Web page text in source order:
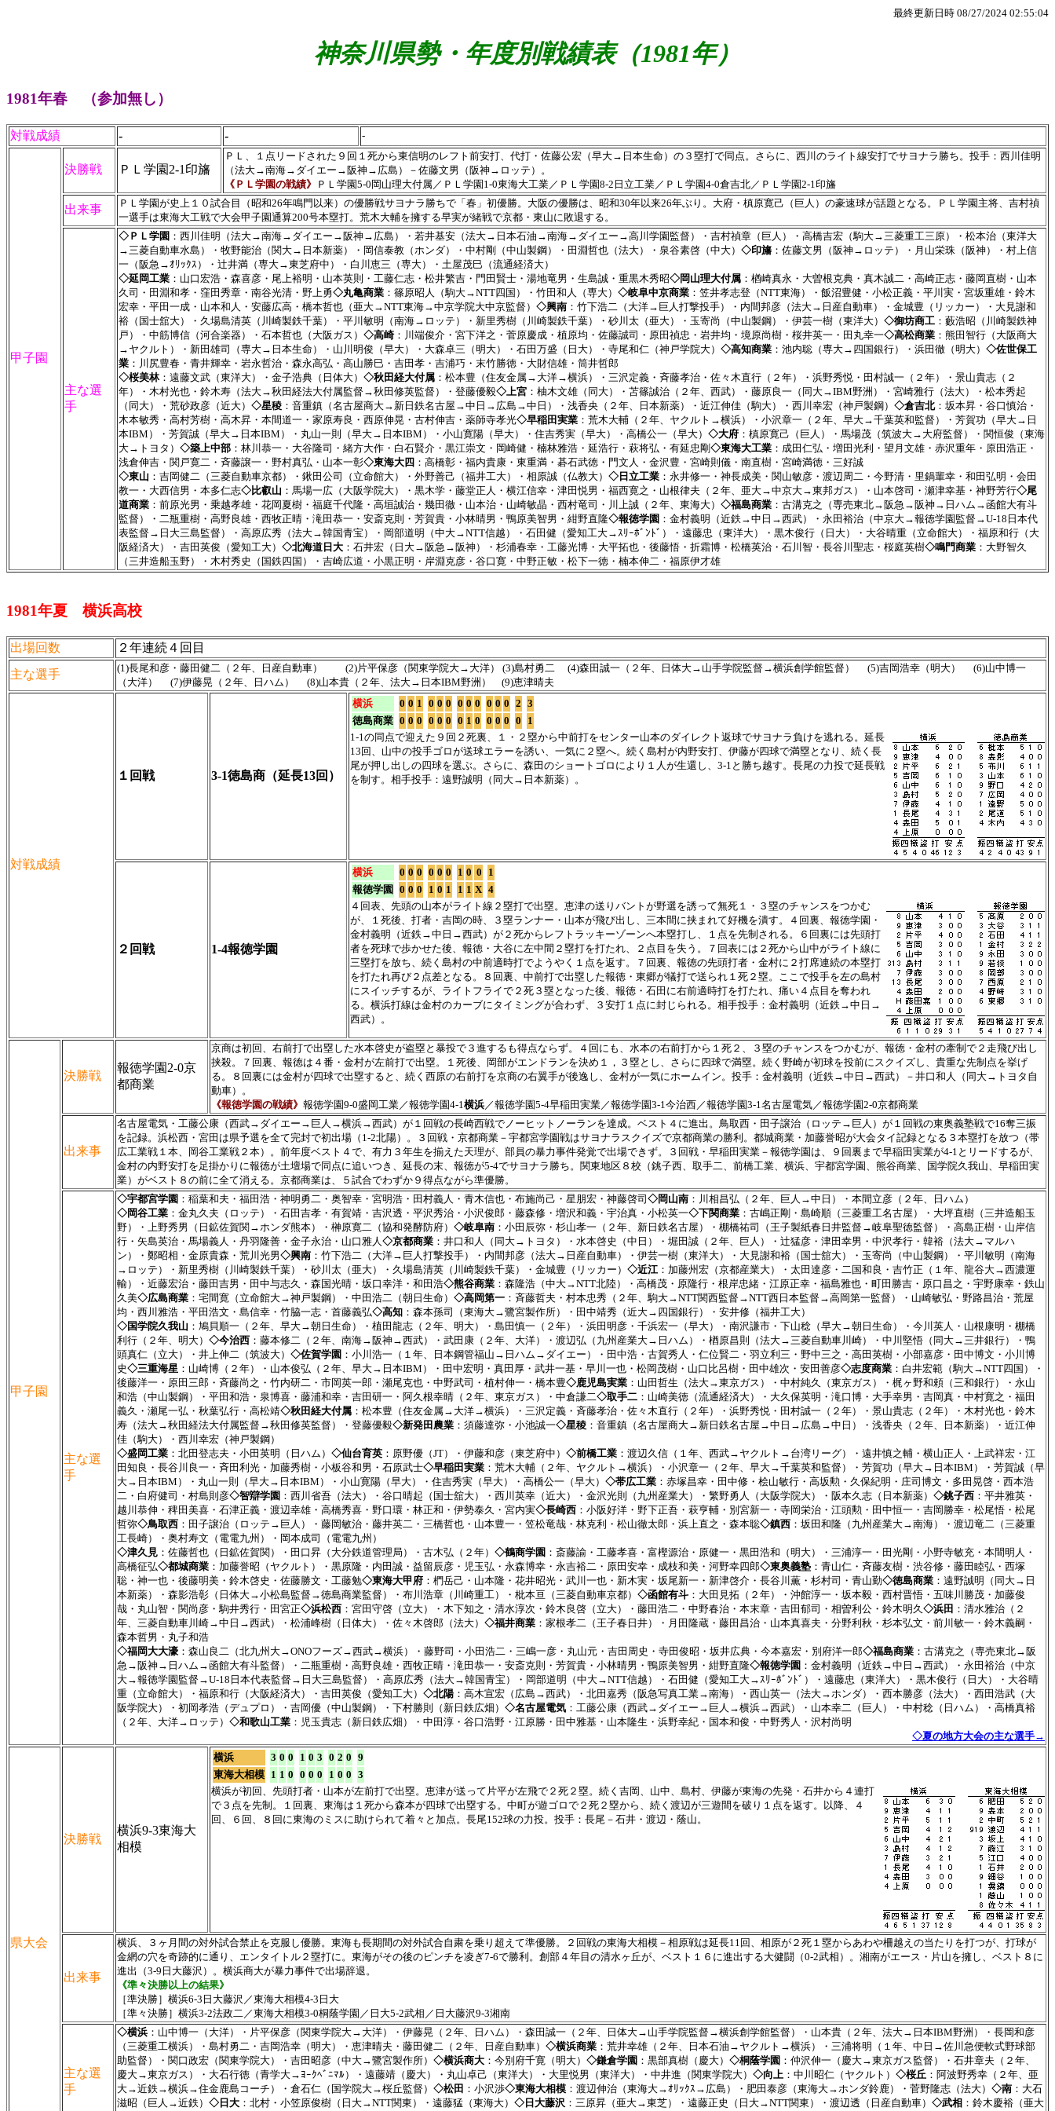
最終更新日時 08/27/2024 02:55:04
神奈川県勢・年度別戦績表（1981年）
1981年春 （参加無し）
対戦成績 - - -
甲子園
決勝戦 ＰＬ学園2-1印旛
ＰＬ、１点リードされた９回１死から東信明のレフト前安打、代打・佐藤公宏（早大→日本生命）の３塁打で同点。さらに、西川のライト線安打でサヨナラ勝ち。投手：西川佳明
（法大→南海→ダイエー→阪神→広島）－佐藤文男（阪神→ロッテ）。
《ＰＬ学園の戦績》
ＰＬ学園5-0岡山理大付属／ＰＬ学園1-0東海大工業／ＰＬ学園8-2日立工業／ＰＬ学園4-0倉吉北／ＰＬ学園2-1印旛
出来事
ＰＬ学園が史上１０試合目（昭和26年鳴門以来）の優勝戦サヨナラ勝ちで「春」初優勝。大阪の優勝は、昭和30年以来26年ぶり。大府・槙原寛己（巨人）の豪速球が話題となる。ＰＬ学園主将、吉村禎
一選手は東海大工戦で大会甲子園通算200号本塁打。荒木大輔を擁する早実が緒戦で京都・東山に敗退する。
主な選
手
◇ＰＬ学園 ：西川佳明（法大→南海→ダイエー→阪神→広島）・若井基安（法大→日本石油→南海→ダイエー→高川学園監督）・吉村禎章（巨人）・高橋吉宏（駒大→三菱重工三原）・松本治（東洋大
→三菱自動車水島）・牧野能治（関大→日本新薬）・岡信泰教（ホンダ）・中村剛（中山製鋼）・田淵哲也（法大）・泉谷素啓（中大） ◇印旛 ：佐藤文男（阪神→ロッテ）・月山栄珠（阪神）・村上信
一（阪急→ｵﾘｯｸｽ）・辻井満（専大→東芝府中）・白川恵三（専大）・土屋茂巳（流通経済大）
◇延岡工業 ：山口宏浩・森喜彦・尾上裕明・山本英則・工藤仁志・松井繁吉・門田賢士・湯地竜男・生島誠・重黒木秀昭◇岡山理大付属 ：楢崎真永・大曽根克典・真木誠二・高崎正志・藤岡直樹・山本
久司・田淵和孝・窪田秀章・南谷光清・野上勇◇丸亀商業 ：篠原昭人（駒大→NTT四国）・竹田和人（専大） ◇岐阜中京商業 ：笠井孝志登（NTT東海）・飯沼豊健・小松正義・平川実・宮坂重雄・鈴木
宏幸・平田一成・山本和人・安藤広高・橋本哲也（亜大→NTT東海→中京学院大中京監督） ◇興南 ：竹下浩二（大洋→巨人打撃投手）・内間邦彦（法大→日産自動車）・金城豊（リッカー）・大見謝和
裕（国士舘大）・久場島清英（川崎製鉄千葉）・平川敏明（南海→ロッテ）・新里秀樹（川崎製鉄千葉）・砂川太（亜大）・玉寄尚（中山製鋼）・伊芸一樹（東洋大） ◇御坊商工 ：藪浩昭（川崎製鉄神
戸）・中筋博信（河合楽器）・石本哲也（大阪ガス） ◇高崎：川端俊介・宮下洋之・菅原慶成・植原均・佐藤誠司・原田禎忠・岩井均・境原尚樹・桜井英一・田丸幸一◇高松商業 ：熊田智行（大阪商大
→ヤクルト）・新田雄司（専大→日本生命）・山川明俊（早大）・大森卓三（明大）・石田万盛（日大）・寺尾和仁（神戸学院大） ◇高知商業 ：池内聡（専大→四国銀行）・浜田徹（明大） ◇佐世保工
業 ：川尻豊春・青井輝幸・岩永哲治・森永高弘・高山勝巳・吉田孝・吉浦巧・末竹勝徳・大財信雄・筒井哲郎
◇桜美林：遠藤文武（東洋大）・金子浩典（日体大） ◇秋田経大付属 ：松本豊（住友金属→大洋→横浜）・三沢定義・斉藤孝治・佐々木直行（２年）・浜野秀悦・田村誠一（２年）・景山貴志（２
年）・木村光也・鈴木寿（法大→秋田経法大付属監督→秋田修英監督）・登藤優毅◇上宮 ：柚木文雄（同大）・苫篠誠治（２年、西武）・藤原良一（同大→IBM野洲）・宮崎雅行（法大）・松本秀起
（同大）・荒砂政彦（近大） ◇星稜 ：音重鎮（名古屋商大→新日鉄名古屋→中日→広島→中日）・浅香央（２年、日本新薬）・近江伸佳（駒大）・西川幸宏（神戸製鋼） ◇倉吉北：坂本昇・谷口慎治・
木本敏秀・高村芳樹・高木昇・本間道一・家原寿良・西原伸晃・古村伸吉・薬師寺孝光◇早稲田実業 ：荒木大輔（２年、ヤクルト→横浜）・小沢章一（２年、早大→千葉英和監督）・芳賀功（早大→日
本IBM）・芳賀誠（早大→日本IBM）・丸山一則（早大→日本IBM）・小山寛陽（早大）・住吉秀実（早大）・高橋公一（早大） ◇大府 ：槙原寛己（巨人）・馬場茂（筑波大→大府監督）・関恒俊（東海
大→トヨタ） ◇築上中部 ：林川恭一・大谷隆司・緒方大作・白石賢介・黒江崇文・岡崎健・楠林雅浩・延浩行・萩将弘・有延忠剛◇東海大工業 ：成田仁弘・増田光利・望月文雄・赤沢重年・原田浩正・
浅倉伸吉・関戸寛二・斉藤譲一・野村真弘・山本一彰◇東海大四 ：高橋彰・福内貴康・東重満・碁石武徳・門文人・金沢豊・宮崎則儀・南直樹・宮崎満徳・三好誠
◇東山 ：吉岡健二（三菱自動車京都）・鍬田公司（立命館大）・外野善己（福井工大）・相原誠（仏教大） ◇日立工業 ：永井修一・神長成美・関山敏彦・渡辺周二・今野清・里鍋輩幸・和田弘明・会田
教一・大西信男・本多仁志◇比叡山 ：馬場一広（大阪学院大）・黒木学・藤堂正人・横江信幸・津田悦男・福西寛之・山根律夫（２年、亜大→中京大→東邦ガス）・山本啓司・瀬津幸基・神野芳行◇尾
道商業 ：前原光男・乗越孝雄・花岡夏樹・福庭千代隆・高垣誠治・幾田徹・山本治・山崎敏晶・西村竜司・川上誠（２年、東海大） ◇福島商業 ：古溝克之（専売東北→阪急→阪神→日ハム→函館大有斗
監督）・二瓶重樹・高野良雄・西牧正晴・滝田恭一・安斎克則・芳賀貴・小林晴男・鴨原美智男・紺野直隆◇報徳学園 ：金村義明（近鉄→中日→西武）・永田裕治（中京大→報徳学園監督→U-18日本代
表監督→日大三島監督）・高原広秀（法大→韓国青宝）・岡部道明（中大→NTT信越）・石田健（愛知工大→ｽﾘｰﾎﾞﾝﾄﾞ）・遠藤忠（東洋大）・黒木俊行（日大）・大谷晴重（立命館大）・福原和行（大
阪経済大）・吉田英俊（愛知工大） ◇北海道日大 ：石井宏（日大→阪急→阪神）・杉浦春幸・工藤光博・大平拓也・後藤悟・折霜博・松橋英治・石川智・長谷川聖志・桜庭英樹◇鳴門商業 ：大野智久
（三井造船玉野）・木村秀史（国鉄四国）・吉崎広道・小黒正明・岸淵克彦・谷口寛・中野正敏・松下一徳・楠本伸二・福原伊才雄
1981年夏 横浜高校
出場回数
２年連続４回目
主な選手
(1)長尾和彦・藤田健二（２年、日産自動車） (2)片平保彦（関東学院大→大洋） (3)島村勇二 (4)森田誠一（２年、日体大→山手学院監督→横浜創学館監督） (5)吉岡浩幸（明大） (6)山中博一
（大洋） (7)伊藤晃（２年、日ハム） (8)山本貴（２年、法大→日本IBM野洲） (9)恵津晴夫
対戦成績
１回戦 3-1徳島商（延長13回）
横浜 0 0 1 0 0 0 0 0 0 0 0 0 2 3
徳島商業 0 0 0 0 0 0 0 1 0 0 0 0 0
1
1-1の同点で迎えた９回２死裏、１・２塁から中前打をセンター山本のダイレクト返球でサヨナラ負けを逃れる。延長
13回、山中の投手ゴロが送球エラーを誘い、一気に２塁へ。続く島村が内野安打、伊藤が四球で満塁となり、続く長
尾が押し出しの四球を選ぶ。さらに、森田のショートゴロにより１人が生還し、3-1と勝ち越す。長尾の力投で延長戦
を制す。相手投手：遠野誠明（同大→日本新薬）。
２回戦 1-4報徳学園
横浜 0 0 0 0 0 0 1 0 0
1
報徳学園
0 0 0 1 0 1 1 1 X 4
４回表、先頭の山本がライト線２塁打で出塁。恵津の送りバントが野選を誘って無死１・３塁のチャンスをつかむ
が、１死後、打者・吉岡の時、３塁ランナー・山本が飛び出し、三本間に挟まれて好機を潰す。４回裏、報徳学園・
金村義明（近鉄→中日→西武）が２死からレフトラッキーゾーンへ本塁打し、１点を先制される。６回裏には先頭打
者を死球で歩かせた後、報徳・大谷に左中間２塁打を打たれ、２点目を失う。７回表には２死から山中がライト線に
三塁打を放ち、続く島村の中前適時打でようやく１点を返す。７回裏、報徳の先頭打者・金村に２打席連続の本塁打
を打たれ再び２点差となる。８回裏、中前打で出塁した報徳・東郷が犠打で送られ１死２塁。ここで投手を左の島村
にスイッチするが、ライトフライで２死３塁となった後、報徳・石田に右前適時打を打たれ、痛い４点目を奪われ
る。横浜打線は金村のカーブにタイミングが合わず、３安打１点に封じられる。相手投手：金村義明（近鉄→中日→
西武）。
甲子園
決勝戦
報徳学園2-0京
都商業
京商は初回、右前打で出塁した水本啓史が盗塁と暴投で３進するも得点ならず。４回にも、水本の右前打から１死２、３塁のチャンスをつかむが、報徳・金村の牽制で２走飛び出し
挟殺。７回裏、報徳は４番・金村が左前打で出塁。１死後、岡部がエンドランを決め１，３塁とし、さらに四球で満塁。続く野崎が初球を投前にスクイズし、貴重な先制点を挙げ
る。８回裏には金村が四球で出塁すると、続く西原の右前打を京商の右翼手が後逸し、金村が一気にホームイン。投手：金村義明（近鉄→中日→西武）－井口和人（同大→トヨタ自
動車）。
《報徳学園の戦績》 報徳学園9-0盛岡工業／報徳学園4-1横浜／報徳学園5-4早稲田実業／報徳学園3-1今治西／報徳学園3-1名古屋電気／報徳学園2-0京都商業
出来事
名古屋電気・工藤公康（西武→ダイエー→巨人→横浜→西武）が１回戦の長崎西戦でノーヒットノーランを達成。ベスト４に進出。鳥取西・田子譲治（ロッテ→巨人）が１回戦の東奥義塾戦で16奪三振
を記録。浜松西・宮田は県予選を全て完封で初出場（1-2北陽）。３回戦・京都商業－宇都宮学園戦はサヨナラスクイズで京都商業の勝利。都城商業・加藤誉昭が大会タイ記録となる３本塁打を放つ（帯
広工業戦１本、岡谷工業戦２本）。前年度ベスト４で、有力３年生を揃えた天理が、部員の暴力事件発覚で出場できず。３回戦・早稲田実業－報徳学園は、９回裏まで早稲田実業が4-1とリードするが、
金村の内野安打を足掛かりに報徳が土壇場で同点に追いつき、延長の末、報徳が5-4でサヨナラ勝ち。関東地区８校（銚子西、取手二、前橋工業、横浜、宇都宮学園、熊谷商業、国学院久我山、早稲田実
業）がベスト８の前に全て消える。京都商業は、５試合でわずか９得点ながら準優勝。
主な選
手
◇宇都宮学園 ：稲葉和夫・福田浩・神明勇二・奥智幸・宮明浩・田村義人・青木信也・布施尚己・星朋宏・神藤啓司 ◇岡山南 ：川相昌弘（２年、巨人→中日）・本間立彦（２年、日ハム）
◇岡谷工業 ：金丸久夫（ロッテ）・石田吉孝・有賀靖・吉沢透・平沢秀治・小沢俊郎・藤森修・増沢和義・宇治真・小松英一◇下関商業 ：古嶋正剛・島崎順（三菱重工名古屋）・大坪直樹（三井造船玉
野）・上野秀男（日鉱佐賀関→ホンダ熊本）・榊原寛二（協和発酵防府） ◇岐阜南 ：小田辰弥・杉山孝一（２年、新日鉄名古屋）・棚橋祐司（王子製紙春日井監督→岐阜聖徳監督）・高島正樹・山岸信
行・矢島英治・馬場義人・丹羽隆善・金子永治・山口雅人◇京都商業 ：井口和人（同大→トヨタ）・水本啓史（中日）・堀田誠（２年、巨人）・辻猛彦・津田幸男・中沢孝行・韓裕（法大→マルハ
ン）・鄭昭相・金原貴森・荒川光男◇興南 ：竹下浩二（大洋→巨人打撃投手）・内間邦彦（法大→日産自動車）・伊芸一樹（東洋大）・大見謝和裕（国士舘大）・玉寄尚（中山製鋼）・平川敏明（南海
→ロッテ）・新里秀樹（川崎製鉄千葉）・砂川太（亜大）・久場島清英（川崎製鉄千葉）・金城豊（リッカー） ◇近江 ：加藤州宏（京都産業大）・太田達彦・二国和良・吉竹正（１年、龍谷大→西濃運
輸）・近藤宏治・藤田吉男・田中与志久・森国光晴・坂口幸洋・和田浩◇熊谷商業 ：森隆浩（中大→NTT北陸）・高橋茂・原隆行・根岸忠緒・江原正幸・福島雅也・町田勝吉・原口昌之・宇野康幸・鉄山
久美◇広島商業 ：宅間寛（立命館大→神戸製鋼）・中田浩二（朝日生命） ◇高岡第一 ：斉藤哲夫・村本忠秀（２年、駒大→NTT関西監督→NTT西日本監督→高岡第一監督）・山崎敏弘・野路昌治・荒屋
均・西川雅浩・平田浩文・島信幸・竹脇一志・首藤義弘◇高知 ：森本孫司（東海大→鷺宮製作所）・田中靖秀（近大→四国銀行）・安井修（福井工大）
◇国学院久我山 ：鳩貝順一（２年、早大→朝日生命）・植田龍志（２年、明大）・島田慎一（２年）・浜田明彦・千浜宏一（早大）・南沢謙市・下山稔（早大→朝日生命）・今川英人・山根康明・棚橋
利行（２年、明大） ◇今治西 ：藤本修二（２年、南海→阪神→西武）・武田康（２年、大洋）・渡辺弘（九州産業大→日ハム）・楢原昌則（法大→三菱自動車川崎）・中川堅悟（同大→三井銀行）・鴨
頭真仁（立大）・井上伸二（筑波大） ◇佐賀学園 ：小川浩一（１年、日本鋼管福山→日ハム→ダイエー）・田中浩・古賀秀人・仁位賢二・羽立利三・野中三之・高田英樹・小部嘉彦・田中博文・小川博
史◇三重海星 ：山崎博（２年）・山本俊弘（２年、早大→日本IBM）・田中宏明・真田厚・武井一基・早川一也・松岡茂樹・山口比呂樹・田中雄次・安田善彦◇志度商業 ：白井宏範（駒大→NTT四国）・
後藤洋一・原田三郎・斉藤尚之・竹内研二・市岡英一郎・瀬尾克也・中野武司・植村伸一・橋本豊◇鹿児島実業 ：山田哲生（法大→東京ガス）・中村純久（東京ガス）・梶ヶ野和頼（三和銀行）・永山
和浩（中山製鋼）・平田和浩・泉博喜・藤浦和幸・吉田研一・阿久根幸晴（２年、東京ガス）・中倉謙二◇取手二 ：山崎美徳（流通経済大）・大久保英明・滝口博・大手幸男・吉岡真・中村寛之・福田
義久・瀬尾一弘・秋葉弘行・高松靖◇秋田経大付属 ：松本豊（住友金属→大洋→横浜）・三沢定義・斉藤孝治・佐々木直行（２年）・浜野秀悦・田村誠一（２年）・景山貴志（２年）・木村光也・鈴木
寿（法大→秋田経法大付属監督→秋田修英監督）・登藤優毅◇新発田農業 ：須藤達弥・小池誠一◇星稜 ：音重鎮（名古屋商大→新日鉄名古屋→中日→広島→中日）・浅香央（２年、日本新薬）・近江伸
佳（駒大）・西川幸宏（神戸製鋼）
◇盛岡工業 ：北田登志夫・小田英明（日ハム） ◇仙台育英 ：原野優（JT）・伊藤和彦（東芝府中） ◇前橋工業 ：渡辺久信（１年、西武→ヤクルト→台湾リーグ）・遠井慎之輔・横山正人・上武祥宏・江
田知良・長谷川良一・斉田利光・加藤秀樹・小板谷和男・石原武士◇早稲田実業 ：荒木大輔（２年、ヤクルト→横浜）・小沢章一（２年、早大→千葉英和監督）・芳賀功（早大→日本IBM）・芳賀誠（早
大→日本IBM）・丸山一則（早大→日本IBM）・小山寛陽（早大）・住吉秀実（早大）・高橋公一（早大） ◇帯広工業 ：赤塚昌幸・田中修・桧山敏行・高坂勲・久保紀明・庄司博文・多田晃啓・西本浩
二・白府健司・村島則彦◇智辯学園 ：西川省吾（法大）・谷口晴起（国士舘大）・西川英幸（近大）・金沢光則（九州産業大）・繁野勇人（大阪学院大）・阪本久志（日本新薬） ◇銚子西 ：平井雅英・
越川恭伸・稗田美喜・石津正義・渡辺幸雄・高橋秀喜・野口環・林正和・伊勢泰久・宮内実◇長崎西 ：小阪好洋・野下正吾・萩亨輔・別宮新一・寺岡栄治・江頭勲・田中恒一・吉岡勝幸・松尾悟・松尾
哲弥◇鳥取西 ：田子譲治（ロッテ→巨人）・藤岡敏治・藤井英二・三橋哲也・山本豊一・笠松竜哉・林克利・松山徹太郎・浜上直之・森本聡◇鎮西 ：坂田和隆（九州産業大→南海）・渡辺竜二（三菱重
工長崎）・奥村寿文（電電九州）・岡本成司（電電九州）
◇津久見 ：佐藤哲也（日鉱佐賀関）・田口昇（大分鉄道管理局）・古木弘（２年） ◇鶴商学園 ：斎藤諭・工藤孝喜・富樫源治・原健一・黒田浩和（明大）・三浦淳一・田光剛・小野寺敏充・本間明人・
高橋征弘◇都城商業 ：加藤誉昭（ヤクルト）・黒原隆・内田誠・益留辰彦・児玉弘・永森博幸・永吉裕二・原田安幸・成枝和美・河野幸四郎◇東奥義塾 ：青山仁・斉藤友樹・渋谷修・藤田睦弘・西塚
聡・神一也・後藤明美・鈴木啓史・佐藤勝文・工藤勉◇東海大甲府 ：椚岳己・山本隆・花井昭光・武川一也・新木実・坂尾新一・新津啓介・長谷川薫・杉村司・青山勤◇徳島商業 ：遠野誠明（同大→日
本新薬）・森影浩彰（日体大→小松島監督→徳島商業監督）・布川浩章（川崎重工）・枇本亘（三菱自動車京都） ◇函館有斗 ：大田見拓（２年）・沖館淳一・坂本毅・西村晋悟・五味川勝茂・加藤俊
哉・丸山智・関尚彦・駒井秀行・田宮正◇浜松西 ：宮田守啓（立大）・木下知之・清水淳次・鈴木良啓（立大）・藤田浩二・中野春治・本末章・吉田郁司・相曽利公・鈴木明久◇浜田 ：清水雅治（２
年、三菱自動車川崎→中日→西武）・松浦峰樹（日体大）・佐々木啓郎（法大） ◇福井商業 ：家根孝二（王子春日井）・月田隆蔵・藤田昌治・山本真喜夫・分野利秋・杉本弘文・前川敏一・鈴木義嗣・
森本哲男・丸子和浩
◇福岡大大濠 ：森山良二（北九州大→ONOフーズ→西武→横浜）・藤野司・小田浩二・三嶋一彦・丸山元・吉田周史・寺田俊昭・坂井広典・今本嘉宏・別府洋一郎◇福島商業 ：古溝克之（専売東北→阪
急→阪神→日ハム→函館大有斗監督）・二瓶重樹・高野良雄・西牧正晴・滝田恭一・安斎克則・芳賀貴・小林晴男・鴨原美智男・紺野直隆◇報徳学園 ：金村義明（近鉄→中日→西武）・永田裕治（中京
大→報徳学園監督→U-18日本代表監督→日大三島監督）・高原広秀（法大→韓国青宝）・岡部道明（中大→NTT信越）・石田健（愛知工大→ｽﾘｰﾎﾞﾝﾄﾞ）・遠藤忠（東洋大）・黒木俊行（日大）・大谷晴
重（立命館大）・福原和行（大阪経済大）・吉田英俊（愛知工大） ◇北陽 ：高木宣宏（広島→西武）・北田嘉秀（阪急写真工業→南海）・西山英一（法大→ホンダ）・西本勝彦（法大）・西田浩武（大
阪学院大）・初岡孝浩（デュプロ）・吉岡優（中山製鋼）・下村勝則（新日鉄広畑） ◇名古屋電気 ：工藤公康（西武→ダイエー→巨人→横浜→西武）・山本幸二（巨人）・中村稔（日ハム）・高橋真裕
（２年、大洋→ロッテ） ◇和歌山工業 ：児玉貴志（新日鉄広畑）・中田淳・谷口浩野・江原勝・田中雅基・山本隆生・浜野幸紀・国本和俊・中野秀人・沢村尚明
◇夏の地方大会の主な選手→
県大会
決勝戦
横浜9-3東海大
相模
横浜 3 0 0 1 0 3 0 2 0 9
東海大相模 1 1 0 0 0 0 1 0 0 3
横浜が初回、先頭打者・山本が左前打で出塁。恵津が送って片平が左飛で２死２塁。続く吉岡、山中、島村、伊藤が東海の先発・石井から４連打
で３点を先制。１回裏、東海は１死から森本が四球で出塁する。中町が遊ゴロで２死２塁から、続く渡辺が三遊間を破り１点を返す。以降、４
回、６回、８回に東海のミスに助けられて着々と加点。長尾152球の力投。投手：長尾－石井・渡辺・蔭山。
出来事
横浜、３ヶ月間の対外試合禁止を克服し優勝。東海も長期間の対外試合自粛を乗り超えて準優勝。２回戦の東海大相模－相原戦は延長11回、相原が２死１塁からあわや柵越えの当たりを打つが、打球が
金網の穴を奇跡的に通り、エンタイトル２塁打に。東海がその後のピンチを凌ぎ7-6で勝利。創部４年目の清水ヶ丘が、ベスト１６に進出する大健闘（0-2武相）。湘南がエース・片山を擁し、ベスト８に
進出（3-9日大藤沢）。横浜商大が暴力事件で出場辞退。
《準々決勝以上の結果》
［準決勝］横浜6-3日大藤沢／東海大相模4-3日大
［準々決勝］横浜3-2法政二／東海大相模3-0桐蔭学園／日大5-2武相／日大藤沢9-3湘南
主な選
手
◇横浜 ：山中博一（大洋）・片平保彦（関東学院大→大洋）・伊藤晃（２年、日ハム）・森田誠一（２年、日体大→山手学院監督→横浜創学館監督）・山本貴（２年、法大→日本IBM野洲）・長岡和彦
（三菱重工横浜）・島村勇二・吉岡浩幸（明大）・恵津晴夫・藤田健二（２年、日産自動車） ◇横浜商業 ：荒井幸雄（２年、日本石油→ヤクルト→横浜）・三浦将明（１年、中日→佐川急便軟式野球部
助監督）・関口政宏（関東学院大）・吉田昭彦（中大→鷺宮製作所） ◇横浜商大 ：今別府千寛（明大） ◇鎌倉学園 ：黒部真樹（慶大） ◇桐蔭学園 ：仲沢伸一（慶大→東京ガス監督）・石井章夫（２年、
慶大→東京ガス）・大石行徳（青学大→ﾖｰｸﾍﾞﾆﾏﾙ）・遠藤靖（慶大）・丸山卓己（東洋大）・大里悦男（東洋大）・中井進（関東学院大） ◇向上 ：中川昭仁（ヤクルト） ◇桜丘 ：阿波野秀幸（２年、亜
大→近鉄→横浜→住金鹿島コーチ）・倉石仁（国学院大→桜丘監督） ◇松田 ：小沢渉◇東海大相模 ：渡辺伸治（東海大→ｵﾘｯｸｽ→広島）・肥田泰彦（東海大→ホンダ鈴鹿）・菅野隆志（法大） ◇南 ：大石
滋昭（巨人→近鉄） ◇日大 ：北村・小笠原俊樹（日大→NTT関東）・遠藤猛（東海大） ◇日大藤沢 ：三原昇（亜大→東芝）・遠藤正史（日大→NTT関東）・渡辺透（日産自動車） ◇武相 ：鈴木慶裕（亜大